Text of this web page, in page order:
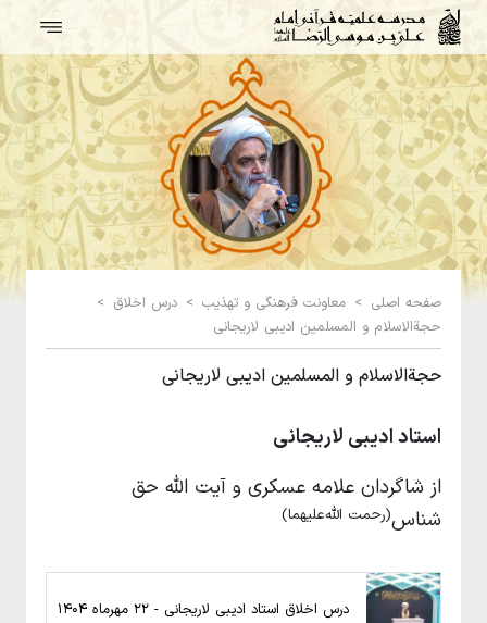
صفحه اصلی > معاونت فرهنگی و تهذیب > درس اخلاق >
حجة‌الاسلام و المسلمین ادیبی لاریجانی
حجة‌الاسلام و المسلمین ادیبی لاریجانی
استاد ادیبی لاریجانی
از شاگردان علامه عسکری و آیت الله حق
شناس(رحمت الله‌علیهما)
درس اخلاق استاد ادیبی لاریجانی - 22 مهرماه 1404